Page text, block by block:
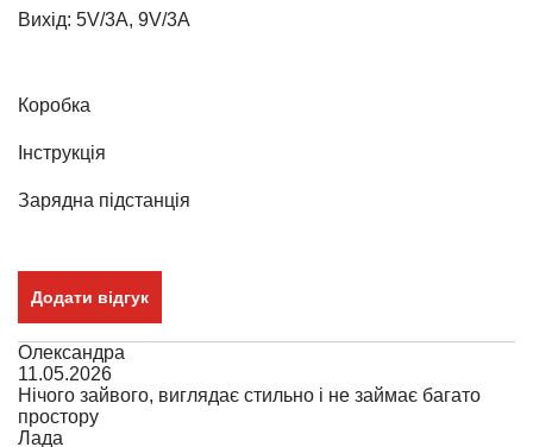
Вихід: 5V/3A, 9V/3A
Коробка
Інструкція
Зарядна підстанція
Додати відгук
Олександра
11.05.2026
Нічого зайвого, виглядає стильно і не займає багато
простору
Лада